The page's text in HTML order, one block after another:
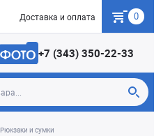
Доставка и оплата Гарантия
0
+7 (343) 350-22-33
Рюкзаки и сумки